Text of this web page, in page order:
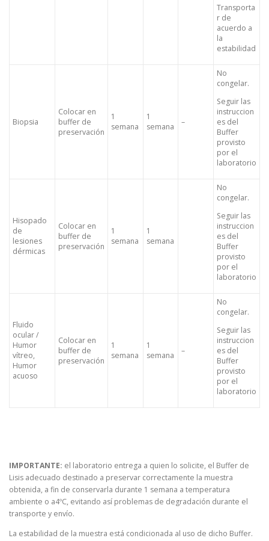
Transporta
r de
acuerdo a
la
estabilidad
Biopsia
Colocar en
buffer de
preservación
1
semana
1
semana
–
No
congelar.
Seguir las
instruccion
es del
Buffer
provisto
por el
laboratorio
Hisopado
de
lesiones
dérmicas
Colocar en
buffer de
preservación
1
semana
1
semana
No
congelar.
Seguir las
instruccion
es del
Buffer
provisto
por el
laboratorio
Fluido
ocular /
Humor
vítreo,
Humor
acuoso
Colocar en
buffer de
preservación
1
semana
1
semana
–
No
congelar.
Seguir las
instruccion
es del
Buffer
provisto
por el
laboratorio
IMPORTANTE: el laboratorio entrega a quien lo solicite, el Buffer de
Lisis adecuado destinado a preservar correctamente la muestra
obtenida, a fin de conservarla durante 1 semana a temperatura
ambiente o a4ºC, evitando así problemas de degradación durante el
transporte y envío.
La estabilidad de la muestra está condicionada al uso de dicho Buffer.